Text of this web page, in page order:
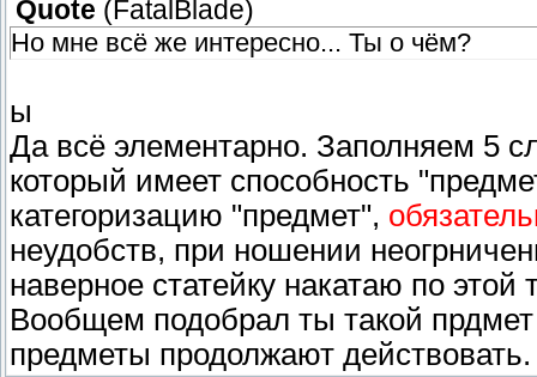
Quote ( FatalBlade)
Но мне всё же интересно... Ты о чём?
ы
Да всё элементарно. Заполняем 5
который имеет способность
категоризацию "предмет",
неудобств, при ношении
наверное статейку накатаю по этой
Вообщем подобрал ты такой
предметы продолжают действовать.